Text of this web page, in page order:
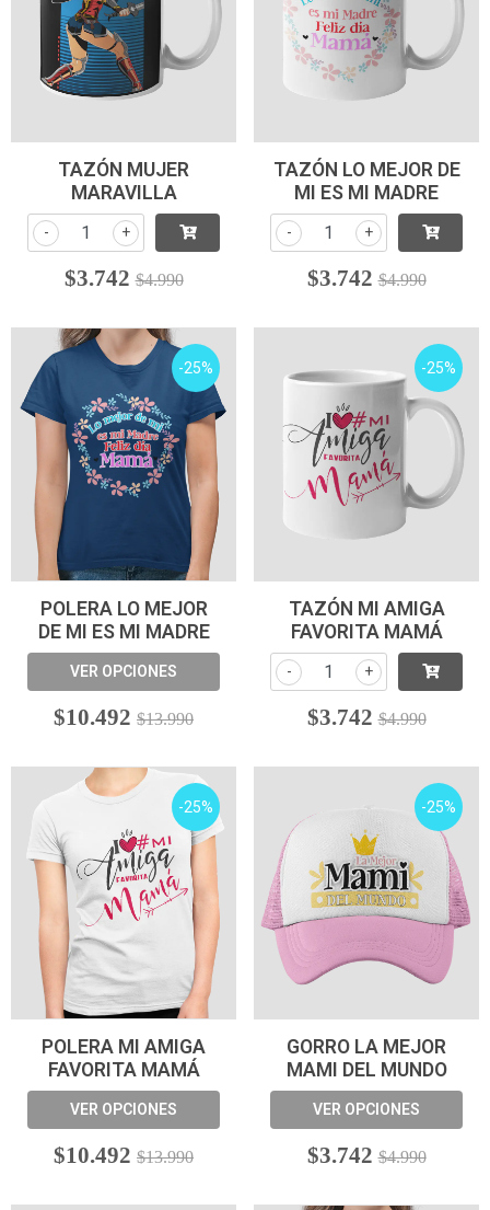
TAZÓN MUJER
MARAVILLA
+
-
$3.742 $4.990
TAZÓN LO MEJOR DE
MI ES MI MADRE
+
-
$3.742 $4.990
-25%
POLERA LO MEJOR
DE MI ES MI MADRE
VER OPCIONES
$10.492 $13.990
-25%
TAZÓN MI AMIGA
FAVORITA MAMÁ
+
-
$3.742 $4.990
-25%
POLERA MI AMIGA
FAVORITA MAMÁ
VER OPCIONES
$10.492 $13.990
-25%
GORRO LA MEJOR
MAMI DEL MUNDO
VER OPCIONES
$3.742 $4.990